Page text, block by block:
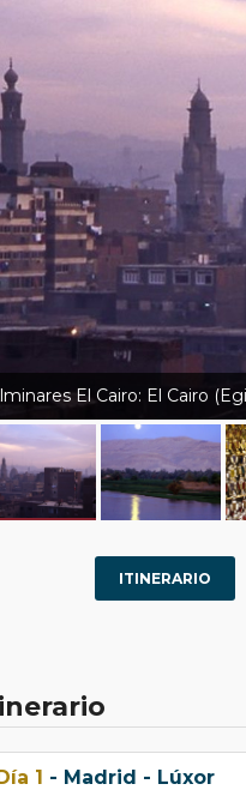
El Cairo: El Cairo
ITINERARIO
1 - Madrid - Lúxor